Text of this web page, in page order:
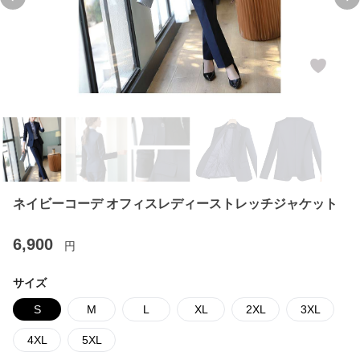
Previous slide
ネイビーコーデ オフィスレディーストレッチジャケット
6,900 円
サイズ
S M L XL 2XL 3XL
4XL 5XL